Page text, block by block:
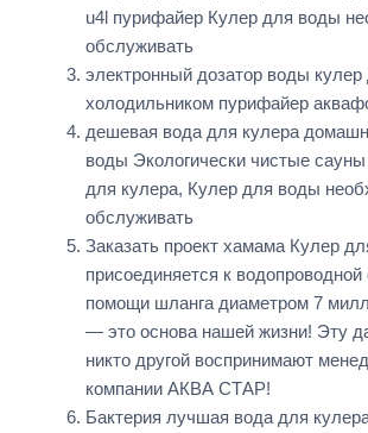
u4l пурифайер Кулер для воды
обслуживать
электронный дозатор воды
холодильником пурифайер
дешевая вода для кулера
воды Экологически чистые
для кулера, Кулер для воды
обслуживать
Заказать проект хамама Кулер
присоединяется к водопроводной
помощи шланга диаметром 7
— это основа нашей жизни! Эту
никто другой воспринимают
компании АКВА СТАР!
Бактерия лучшая вода для